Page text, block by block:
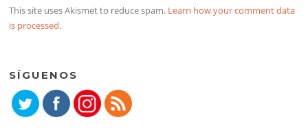
This site uses Akismet to reduce spam. Learn how your comment data
is processed.
SÍGUENOS